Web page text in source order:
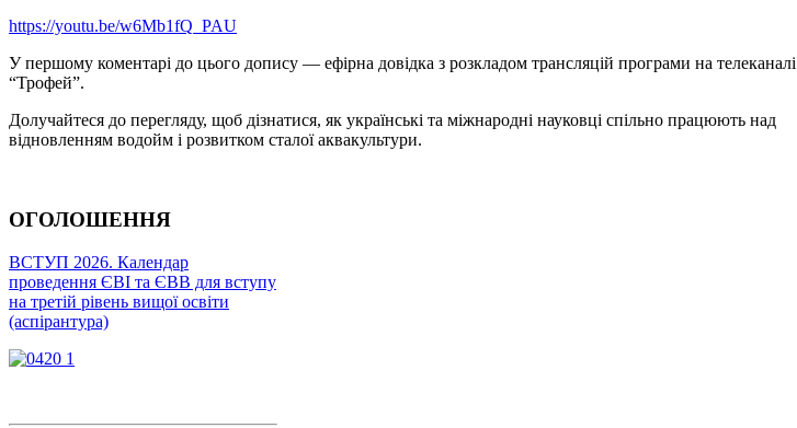
https://youtu.be/w6Mb1fQ_PAU
У першому коментарі до цього допису — ефірна довідка з розкладом трансляцій програми на телеканалі
“Трофей”.
Долучайтеся до перегляду, щоб дізнатися, як українські та міжнародні науковці спільно працюють над
відновленням водойм і розвитком сталої аквакультури.
ОГОЛОШЕННЯ
ВСТУП 2026. Календар
проведення ЄВІ та ЄВВ для вступу
на третій рівень вищої освіти
(аспірантура)